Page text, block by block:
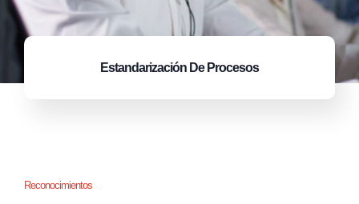
Estandarización De Procesos
Reconocimientos